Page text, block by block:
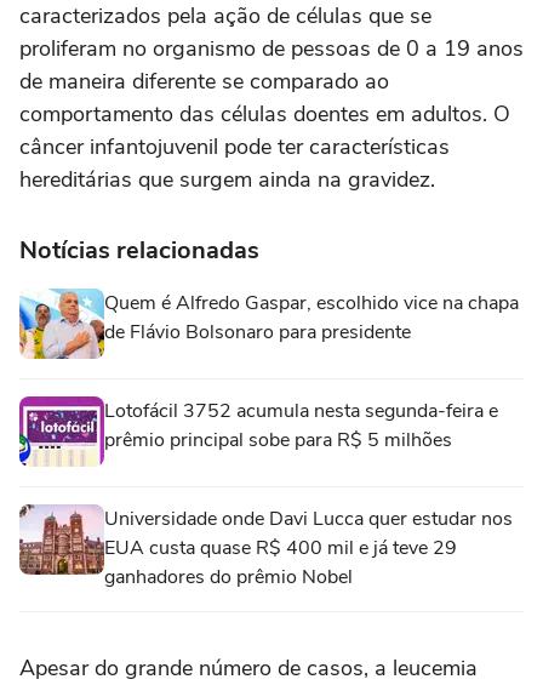
caracterizados pela ação de células que se
proliferam no organismo de pessoas de 0 a 19 anos
de maneira diferente se comparado ao
comportamento das células doentes em adultos. O
câncer infantojuvenil pode ter características
hereditárias que surgem ainda na gravidez.
Notícias relacionadas
Quem é Alfredo Gaspar, escolhido vice na chapa
de Flávio Bolsonaro para presidente
Lotofácil 3752 acumula nesta segunda-feira e
prêmio principal sobe para R$ 5 milhões
Universidade onde Davi Lucca quer estudar nos
EUA custa quase R$ 400 mil e já teve 29
ganhadores do prêmio Nobel
Apesar do grande número de casos, a leucemia